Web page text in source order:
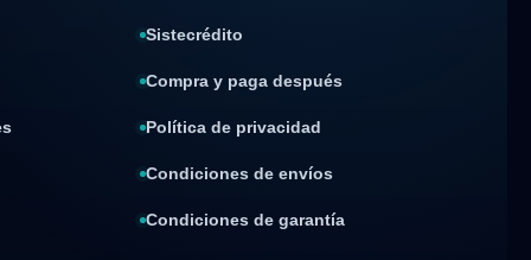
Sistecrédito
Compra y paga después
Política de privacidad
Condiciones de envíos
Condiciones de garantía